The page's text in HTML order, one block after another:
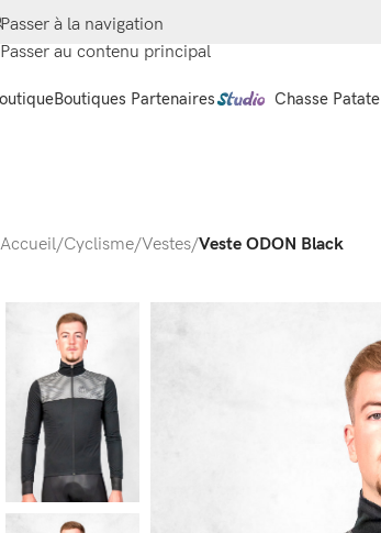
Passer à la navigation
Passer au contenu principal
Boutiques Partenaires Chasse Patate
Accueil/Cyclisme/Vestes/Veste ODON Black